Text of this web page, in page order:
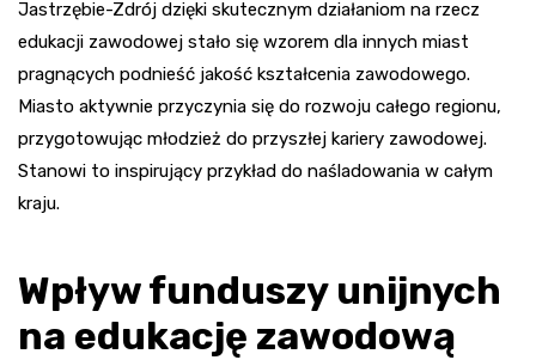
Jastrzębie-Zdrój dzięki skutecznym działaniom na rzecz
edukacji zawodowej stało się wzorem dla innych miast
pragnących podnieść jakość kształcenia zawodowego.
Miasto aktywnie przyczynia się do rozwoju całego regionu,
przygotowując młodzież do przyszłej kariery zawodowej.
Stanowi to inspirujący przykład do naśladowania w całym
kraju.
Wpływ funduszy unijnych
na edukację zawodową